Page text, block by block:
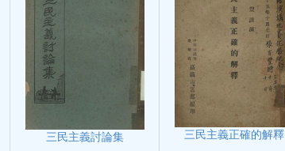
三民主義討論集 三民主義正確的解釋